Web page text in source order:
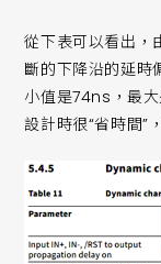
從下表可以看出，
斷的下降沿的延時
小值是74ns，最
設計時很“省時間”